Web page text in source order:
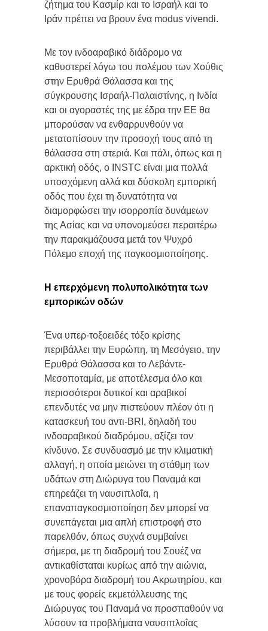
ζήτημα του Κασμίρ και το Ισραήλ και το
Ιράν πρέπει να βρουν ένα modus vivendi.
Με τον ινδοαραβικό διάδρομο να
καθυστερεί λόγω του πολέμου των Χούθις
στην Ερυθρά Θάλασσα και της
σύγκρουσης Ισραήλ-Παλαιστίνης, η Ινδία
και οι αγοραστές της με έδρα την ΕΕ θα
μπορούσαν να ενθαρρυνθούν να
μετατοπίσουν την προσοχή τους από τη
θάλασσα στη στεριά. Και πάλι, όπως και η
αρκτική οδός, ο INSTC είναι μια πολλά
υποσχόμενη αλλά και δύσκολη εμπορική
οδός που έχει τη δυνατότητα να
διαμορφώσει την ισορροπία δυνάμεων
της Ασίας και να υπονομεύσει περαιτέρω
την παρακμάζουσα μετά τον Ψυχρό
Πόλεμο εποχή της παγκοσμιοποίησης.
Η επερχόμενη πολυπολικότητα των
εμπορικών οδών
Ένα υπερ-τοξοειδές τόξο κρίσης
περιβάλλει την Ευρώπη, τη Μεσόγειο, την
Ερυθρά Θάλασσα και το Λεβάντε-
Μεσοποταμία, με αποτέλεσμα όλο και
περισσότεροι δυτικοί και αραβικοί
επενδυτές να μην πιστεύουν πλέον ότι η
κατασκευή του αντι-BRI, δηλαδή του
ινδοαραβικού διαδρόμου, αξίζει τον
κίνδυνο. Σε συνδυασμό με την κλιματική
αλλαγή, η οποία μειώνει τη στάθμη των
υδάτων στη Διώρυγα του Παναμά και
επηρεάζει τη ναυσιπλοΐα, η
επαναπαγκοσμιοποίηση δεν μπορεί να
συνεπάγεται μια απλή επιστροφή στο
παρελθόν, όπως συχνά συμβαίνει
σήμερα, με τη διαδρομή του Σουέζ να
αντικαθίσταται κυρίως από την αιώνια,
χρονοβόρα διαδρομή του Ακρωτηρίου, και
με τους φορείς εκμετάλλευσης της
Διώρυγας του Παναμά να προσπαθούν να
λύσουν τα προβλήματα ναυσιπλοΐας